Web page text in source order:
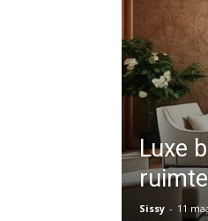
Luxe
Sissy - 11